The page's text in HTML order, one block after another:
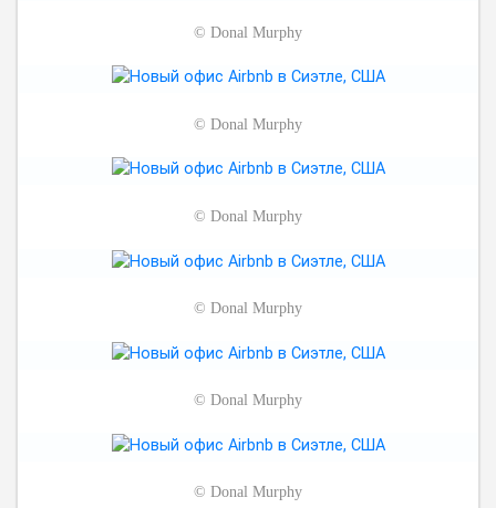
© Donal Murphy
© Donal Murphy
© Donal Murphy
© Donal Murphy
© Donal Murphy
© Donal Murphy